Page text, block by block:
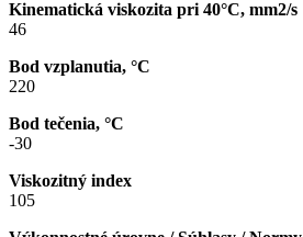
Kinematická viskozita pri 40°C, mm2/s
46
Bod vzplanutia, °C
220
Bod tečenia, °C
-30
Viskozitný index
105